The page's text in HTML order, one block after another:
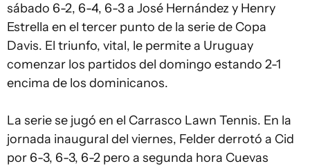
sábado 6-2, 6-4, 6-3 a José Hernández y Henry
Estrella en el tercer punto de la serie de Copa
Davis. El triunfo, vital, le permite a Uruguay
comenzar los partidos del domingo estando 2-1
encima de los dominicanos.
La serie se jugó en el Carrasco Lawn Tennis. En la
jornada inaugural del viernes, Felder derrotó a Cid
por 6-3, 6-3, 6-2 pero a segunda hora Cuevas